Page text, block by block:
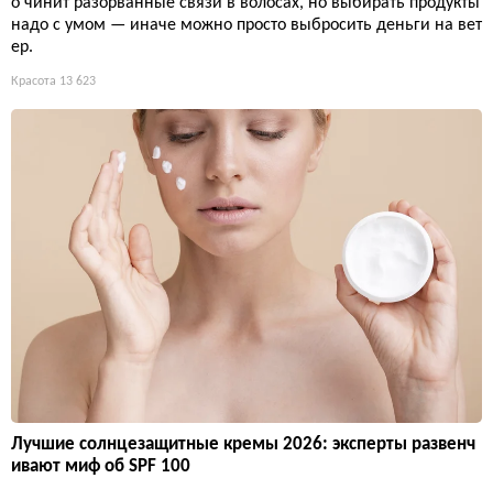
надо с умом — иначе можно просто выбросить деньги на вет
ер.
Красота 13 623
Лучшие солнцезащитные кремы 2026: эксперты развенч
ивают миф об SPF 100